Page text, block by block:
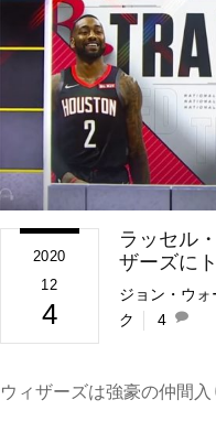
2020
12
4
ラッセル
ザーズに
ジョン・ウォ
ク
4
ウィザーズは強豪の仲間入